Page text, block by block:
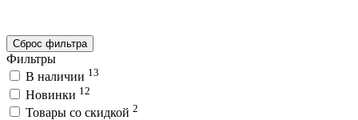
Сброс фильтра
Фильтры
В наличии 13
Новинки 12
Товары со скидкой 2